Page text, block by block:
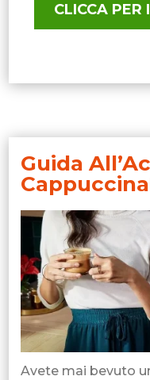
CLICCA
Guida
Avete mai bevuto